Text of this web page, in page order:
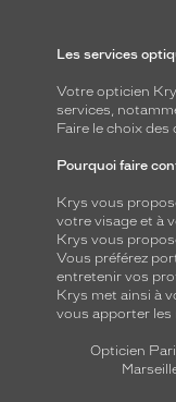
Les services
Votre opticien
services,
Faire le choix
Pourquoi faire
Krys vous
votre visage et à
Krys vous
Vous préférez
entretenir vos
Krys met ainsi à
vous apporter les
Opticien